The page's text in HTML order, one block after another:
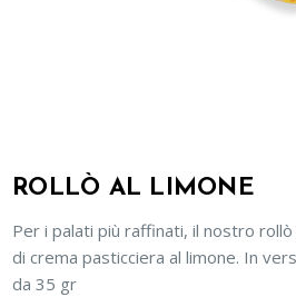
ROLLÒ AL LIMONE
Per i palati più raffinati, il nostro rollò
di crema pasticciera al limone. In
da 35 gr